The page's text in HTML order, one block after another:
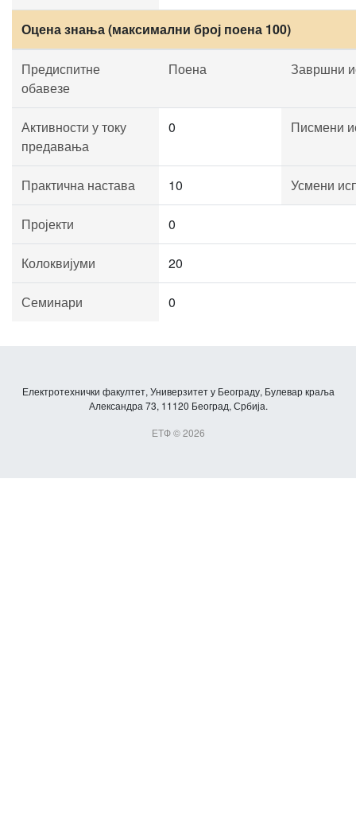
Оцена знања (максимални број поена 100)
Предиспитне
обавезе
Поена Завршни
Активности у току
предавања
0 Писмени
Практична настава 10 Усмени
Пројекти 0
Колоквијуми 20
Семинари 0
Електротехнички факултет, Универзитет у Београду, Булевар краља
Александра 73, 11120 Београд, Србија.
ЕТФ © 2026